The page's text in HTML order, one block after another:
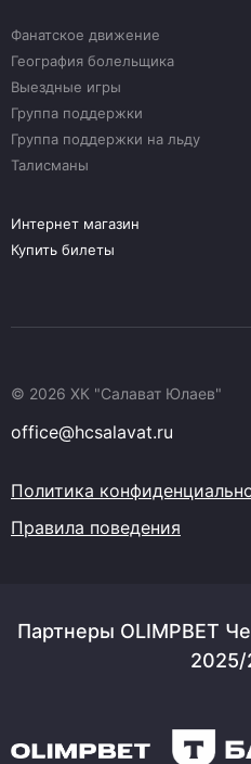
Фанатское движение
География болельщика
Выездные игры
Группа поддержки
Группа поддержки на льду
Талисманы
Интернет магазин
Купить билеты
© 2026 ХК "Салават Юлаев"
office@hcsalavat.ru
Политика
Правила поведения
Партнеры OLIMPBET
2025/